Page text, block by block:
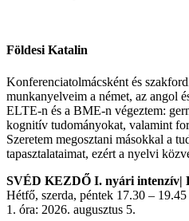
Földesi Katalin
Konferenciatolmácsként és
munkanyelveim a német, az angol
ELTE-n és a BME-n végeztem:
kognitív tudományokat, valamint
Szeretem megosztani másokkal a
tapasztalataimat, ezért a nyelvi
SVÉD KEZDŐ I. nyári intenzív|
Hétfő, szerda, péntek 17.30 – 19.45
1. óra: 2026. augusztus 5.